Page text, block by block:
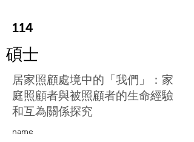
114
碩士
居家照顧處境中的「我們」：家
庭照顧者與被照顧者的生命經驗
和互為關係探究
​name